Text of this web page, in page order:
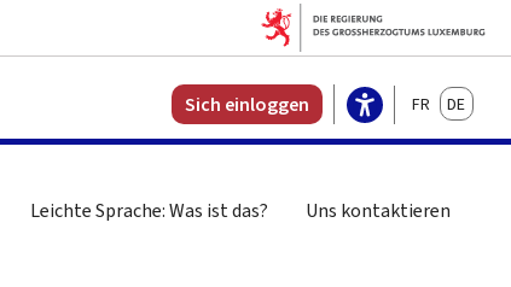
Sich einloggen FrançaisDeutsch
Leichte Sprache: Was ist das? Uns kontaktieren